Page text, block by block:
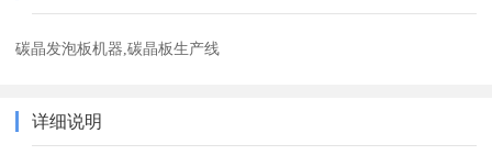
碳晶发泡板机器,碳晶板生产线
详细说明